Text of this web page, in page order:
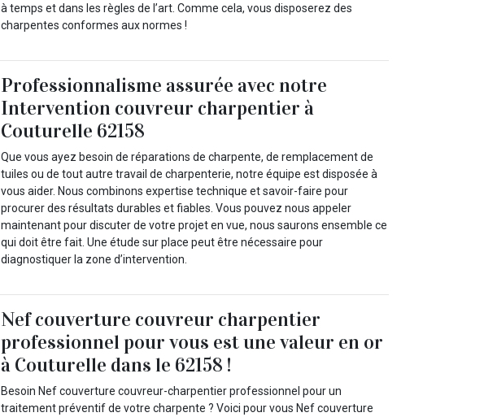
à temps et dans les règles de l’art. Comme cela, vous disposerez des
charpentes conformes aux normes !
Professionnalisme assurée avec notre
Intervention couvreur charpentier à
Couturelle 62158
Que vous ayez besoin de réparations de charpente, de remplacement de
tuiles ou de tout autre travail de charpenterie, notre équipe est disposée à
vous aider. Nous combinons expertise technique et savoir-faire pour
procurer des résultats durables et fiables. Vous pouvez nous appeler
maintenant pour discuter de votre projet en vue, nous saurons ensemble ce
qui doit être fait. Une étude sur place peut être nécessaire pour
diagnostiquer la zone d’intervention.
Nef couverture couvreur charpentier
professionnel pour vous est une valeur en or
à Couturelle dans le 62158 !
Besoin Nef couverture couvreur-charpentier professionnel pour un
traitement préventif de votre charpente ? Voici pour vous Nef couverture